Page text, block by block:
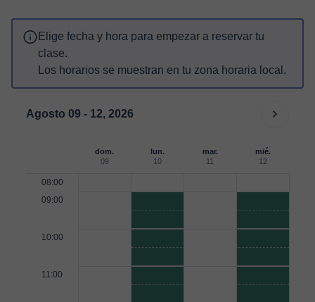
Elige fecha y hora para empezar a reservar tu
clase.
Los horarios se muestran en tu zona horaria local.
Agosto 09 - 12, 2026
dom.
09
lun.
10
mar.
11
mié.
12
08:00
09:00
10:00
11:00